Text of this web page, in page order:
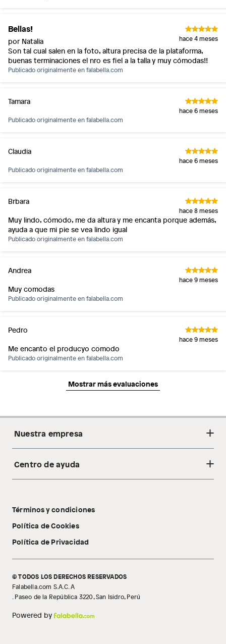
Bellas!
por Natalia hace 4 meses
Son tal cual salen en la foto, altura precisa de la plataforma,
buenas terminaciones el nro es fiel a la talla y muy cómodas!!
Publicado originalmente enfalabella.com
Tamara
hace 6 meses
Publicado originalmente enfalabella.com
Claudia
hace 6 meses
Publicado originalmente enfalabella.com
Brbara
hace 8 meses
Muy lindo, cómodo, me da altura y me encanta porque además,
ayuda a que mi pie se vea lindo igual
Publicado originalmente enfalabella.com
Andrea
hace 9 meses
Muy comodas
Publicado originalmente enfalabella.com
Pedro
hace 9 meses
Me encanto el producyo comodo
Publicado originalmente enfalabella.com
Mostrar más evaluaciones
Nuestra empresa
Acerca de nosotros
Tecnología Pillow Walk
Centro de ayuda
Libro de reclamaciones
Términos y condiciones
Política de Cookies
Política de Privacidad
© TODOS LOS DERECHOS RESERVADOS
Falabella.com S.A.C. A
. Paseo de la República 3220, San Isidro, Perú
Powered by